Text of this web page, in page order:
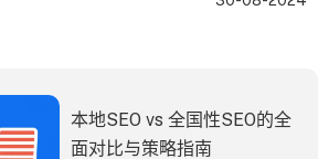
本地SEO vs 全国性SEO的全
面对比与策略指南